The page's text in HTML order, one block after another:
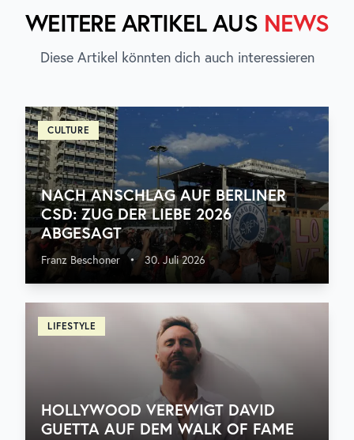
WEITERE ARTIKEL AUS NEWS
Diese Artikel könnten dich auch interessieren
CULTURE
NACH ANSCHLAG AUF BERLINER
CSD: ZUG DER LIEBE 2026
ABGESAGT
Franz Beschoner • 30. Juli 2026
LIFESTYLE
HOLLYWOOD VEREWIGT DAVID
GUETTA AUF DEM WALK OF FAME